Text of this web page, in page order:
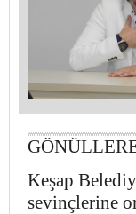
Keşap
sevinçlerine